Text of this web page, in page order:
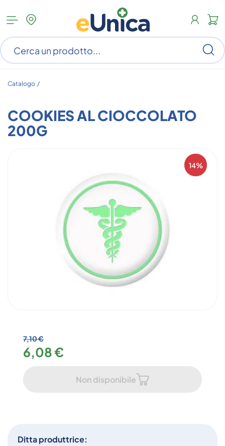
Apri
menu
categorie
Catalogo /
COOKIES AL CIOCCOLATO
200G
14%
Ditta produttrice:
7,10 €
6,08 €
Non disponibile